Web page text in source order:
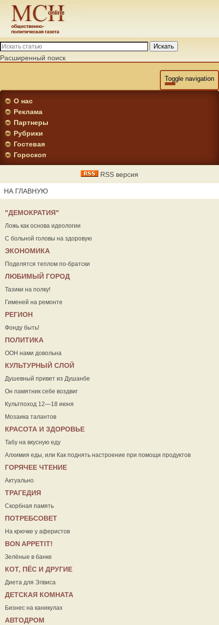
Искать
Расширенный поиск
Toggle navigation
О нас
Реклама
Партнеры
Рубрики
Гостевая
Гороскоп
RSS версия
НА ГЛАВНУЮ
"ДЕМОКРАТИЯ"
Ложь как основа идеологии
С больной головы на здоровую
ЭКОНОМИКА
Поделятся теплом по-братски
ЛЮБИМЫЙ ГОРОД
Тазики на полку!
Гименей на ремонте
РЕГИОН
Фонду быть!
ПОЛИТИКА
ООН нами довольна
КУЛЬТУРНЫЙ СЛОЙ
Душевный привет из Душанбе
Он памятник себе воздвиг
Культпоход 12—18 июня
Мозаика талантов
КРАСОТА И ЗДОРОВЬЕ
Табу на вкусную еду
Алхимия еды, или Как поднять настроение при помощи продуктов
ГОРЯЧЕЕ ЧТЕНИЕ
Актуально
ТРАГЕДИЯ
Скорбная память
ПОТРЕБСОВЕТ
На крючке у аферистов
ВON APPETIT!
Зелёные в банке
КОТ, ПЁС И ДРУГИЕ
Диета для Элвиса
ДЕТСКАЯ КОМНАТА
Бизнес на каникулах
АВТОДРОМ